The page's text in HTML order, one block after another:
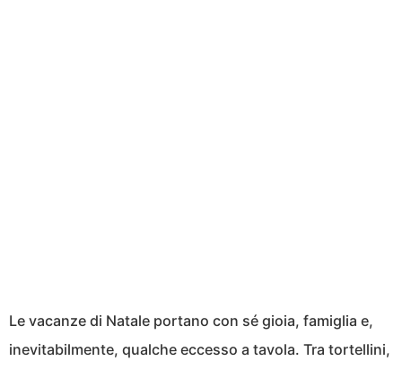
Le vacanze di Natale portano con sé gioia, famiglia e,
inevitabilmente, qualche eccesso a tavola. Tra tortellini,